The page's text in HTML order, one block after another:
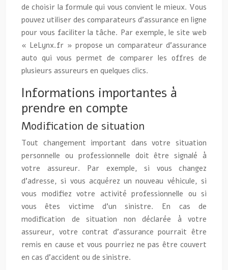
de choisir la formule qui vous convient le mieux. Vous
pouvez utiliser des comparateurs d’assurance en ligne
pour vous faciliter la tâche. Par exemple, le site web
« LeLynx.fr » propose un comparateur d’assurance
auto qui vous permet de comparer les offres de
plusieurs assureurs en quelques clics.
Informations importantes à
prendre en compte
Modification de situation
Tout changement important dans votre situation
personnelle ou professionnelle doit être signalé à
votre assureur. Par exemple, si vous changez
d’adresse, si vous acquérez un nouveau véhicule, si
vous modifiez votre activité professionnelle ou si
vous êtes victime d’un sinistre. En cas de
modification de situation non déclarée à votre
assureur, votre contrat d’assurance pourrait être
remis en cause et vous pourriez ne pas être couvert
en cas d’accident ou de sinistre.